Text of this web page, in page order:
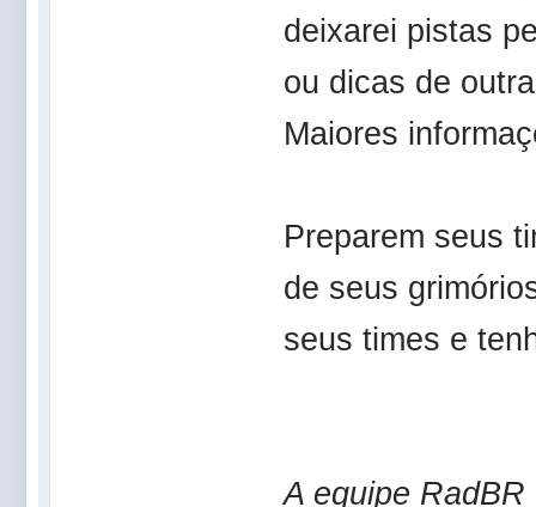
deixarei pistas
ou dicas de
Maiores
Preparem seus
de seus
seus times e
A equipe RadBR